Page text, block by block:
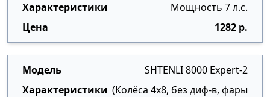
Мощность 7 л.с.
1282 р.
SHTENLI 8000 Expert-2
(Колёса 4х8, без диф-в, фары